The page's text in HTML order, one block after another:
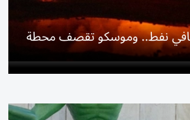
نفط.. وموسكو تقصف محطة